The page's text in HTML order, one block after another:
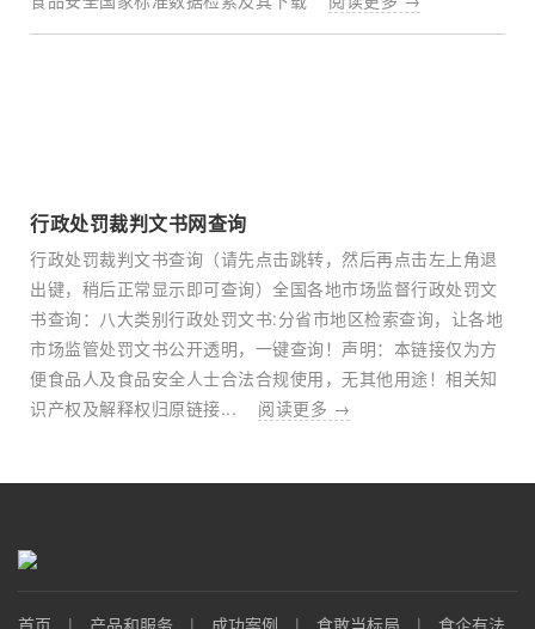
行政处罚裁判文书网查询
行政处罚裁判文书查询（请先点击跳转，然后再点击左上角退
出键，稍后正常显示即可查询）全国各地市场监督行政处罚文
书查询：八大类别行政处罚文书:分省市地区检索查询，让各地
市场监管处罚文书公开透明，一键查询！声明：本链接仅为方
便食品人及食品安全人士合法合规使用，无其他用途！相关知
识产权及解释权归原链接... 阅读更多 →
首页 | 产品和服务 | 成功案例 | 食敢当标局 | 食企有法